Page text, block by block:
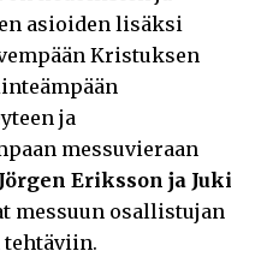
asioiden lisäksi
Kristuksen
ja
messuvieraan
Jörgen Eriksson ja Juki
messuun osallistujan
tehtäviin.